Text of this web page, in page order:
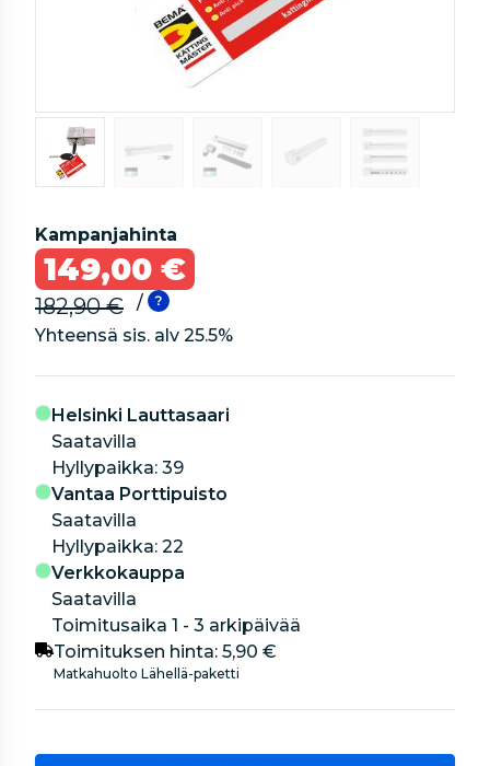
Kampanjahinta
149,00 €
182,90 €
/
Yhteensä sis. alv 25.5%
Helsinki Lauttasaari
Saatavilla
hyllypaikka: 39
Vantaa Porttipuisto
Saatavilla
hyllypaikka: 22
Verkkokauppa
Saatavilla
Toimitusaika 1 - 3 arkipäivää
Toimituksen hinta: 5,90 €
Matkahuolto Lähellä-paketti